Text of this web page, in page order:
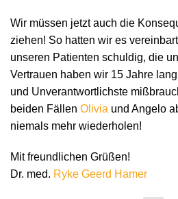
Wir müssen jetzt auch die
ziehen! So hatten wir es
unseren Patienten schuldig, die
Vertrauen haben wir 15 Jahre
und Unverantwortlichste
beiden Fällen Olivia und Angelo
niemals mehr wiederholen!
Mit freundlichen Grüßen!
Dr. med. Ryke Geerd Hamer